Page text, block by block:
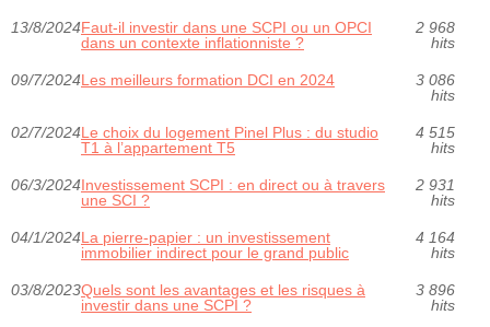
13/8/2024Faut-il investir dans une SCPI ou un OPCI
dans un contexte inflationniste ?
2 968
hits
09/7/2024Les meilleurs formation DCI en 2024
3 086
hits
02/7/2024Le choix du logement Pinel Plus : du studio
T1 à l’appartement T5
4 515
hits
06/3/2024Investissement SCPI : en direct ou à travers
une SCI ?
2 931
hits
04/1/2024La pierre-papier : un investissement
immobilier indirect pour le grand public
4 164
hits
03/8/2023Quels sont les avantages et les risques à
investir dans une SCPI ?
3 896
hits